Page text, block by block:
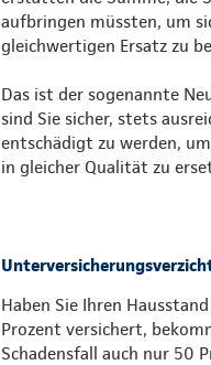
aufbringen müssten, um
gleichwertigen Ersatz zu
Das ist der sogenannte
sind Sie sicher, stets
entschädigt zu werden,
in gleicher Qualität zu
Haben Sie Ihren
Prozent versichert,
Schadensfall auch nur 50